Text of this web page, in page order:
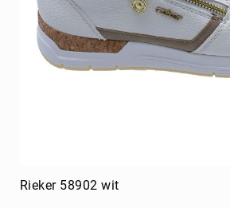
Rieker 58902 wit